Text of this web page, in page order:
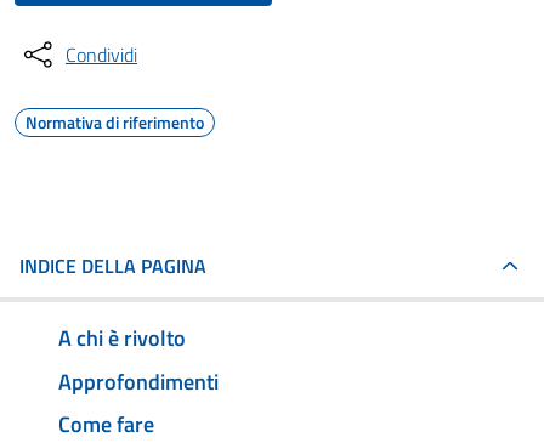
Condividi
Normativa di riferimento
INDICE DELLA PAGINA
A chi è rivolto
Approfondimenti
Come fare